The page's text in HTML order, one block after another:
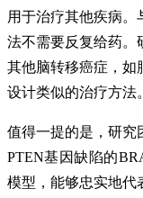
用于治疗其他疾病。
法不需要反复给药。
其他脑转移癌症，如
设计类似的治疗方法。
值得一提的是，研
PTEN基因缺陷的
模型，能够忠实地代